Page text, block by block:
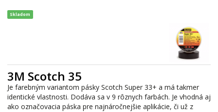
Skladom
3M Scotch 35
Je farebným variantom pásky Scotch Super 33+ a má takmer
identické vlastnosti. Dodáva sa v 9 rôznych farbách. Je vhodná aj
ako označovacia páska pre najnáročnejšie aplikácie, či už z